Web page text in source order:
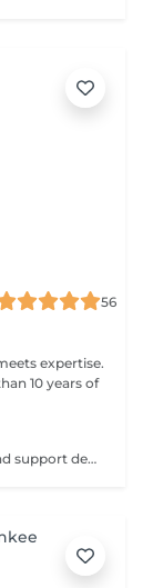
56
10 years of
Gentle technique to reduce water retention and support detox.